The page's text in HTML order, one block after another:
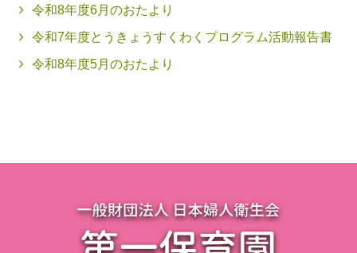
令和8年度6月のおたより
令和7年度とうきょうすくわくプログラム活動報告書
令和8年度5月のおたより